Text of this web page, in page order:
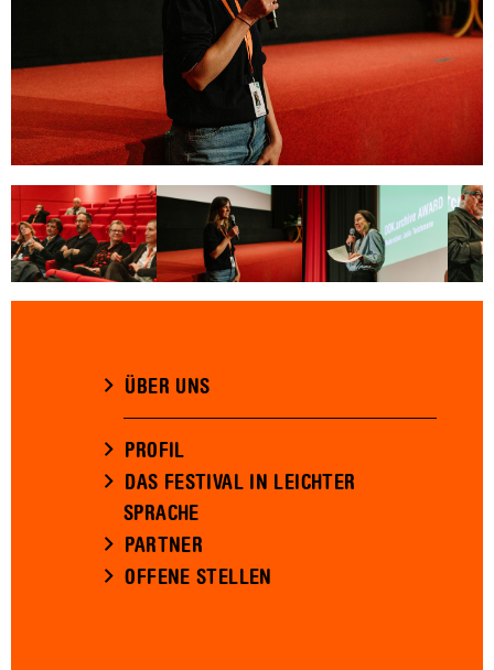
ÜBER UNS
PROFIL
DAS FESTIVAL IN LEICHTER
SPRACHE
PARTNER
OFFENE STELLEN